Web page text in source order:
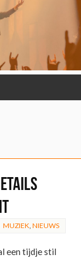
MUZIEK NIEUWS
een tijdje stil